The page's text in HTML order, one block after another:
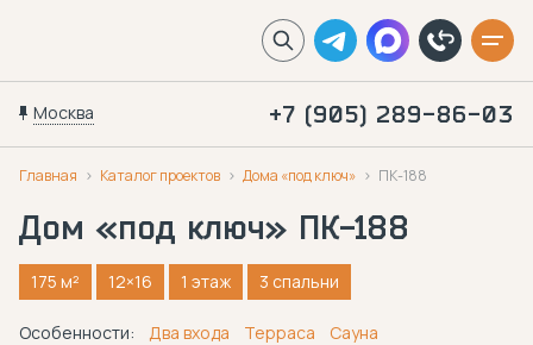
Москва +7 (905) 289-86-03
Главная Каталог проектов Дома «под ключ» ПК-188
Дом «под ключ» ПК-188
175 м² 12×16 1 этаж 3 спальни
Особенности: Два входа Терраса Сауна